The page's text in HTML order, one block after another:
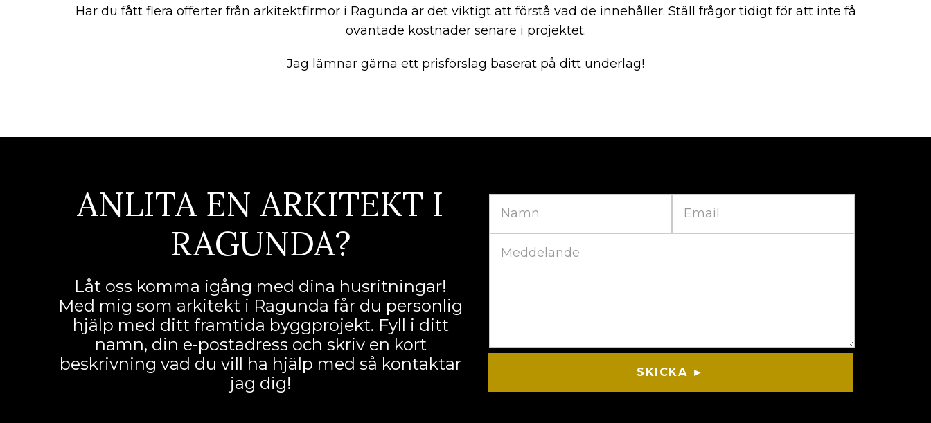
Har du fått flera offerter från arkitektfirmor i Ragunda är det viktigt att förstå vad de innehåller. Ställ frågor tidigt för att inte få
oväntade kostnader senare i projektet.
Jag lämnar gärna ett prisförslag baserat på ditt underlag!
ANLITA EN ARKITEKT I
RAGUNDA?
Låt oss komma igång med dina husritningar!
Med mig som arkitekt i Ragunda får du personlig
hjälp med ditt framtida byggprojekt. Fyll i ditt
namn, din e-postadress och skriv en kort
beskrivning vad du vill ha hjälp med så kontaktar
jag dig!
SKICKA ►